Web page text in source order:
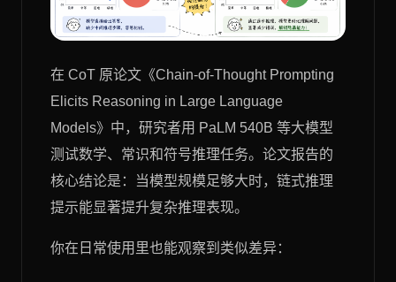
在 CoT 原论文《Chain-of-Thought Prompting
Elicits Reasoning in Large Language
Models》中，研究者用 PaLM 540B 等大模型
测试数学、常识和符号推理任务。论文报告的
核心结论是：当模型规模足够大时，链式推理
提示能显著提升复杂推理表现。
你在日常使用里也能观察到类似差异：